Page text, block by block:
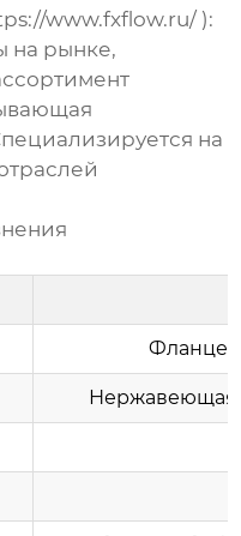
www.fxflow.ru/ ):
на рынке,
на
Нержавеющая